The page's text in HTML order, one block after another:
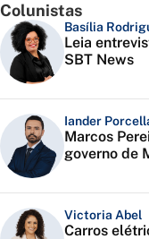
Colunistas
Basília
Leia
SBT News
Iander
Marcos
governo de
Victoria Abel
Carros